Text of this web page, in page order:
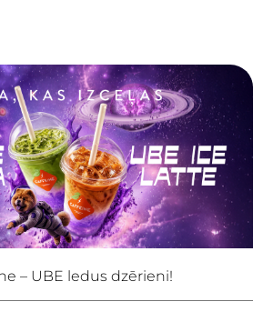
– UBE ledus dzērieni!